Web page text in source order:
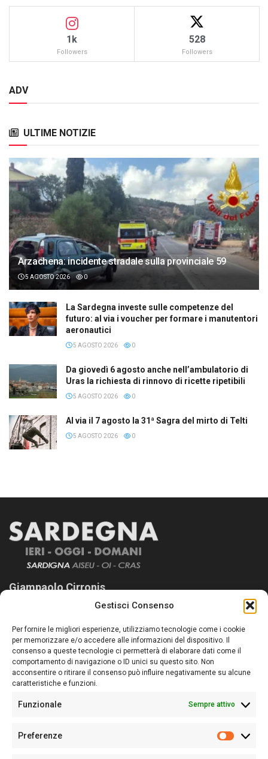
Gestisci Consenso
Per fornire le migliori esperienze, utilizziamo tecnologie come i cookie
per memorizzare e/o accedere alle informazioni del dispositivo. Il
consenso a queste tecnologie ci permetterà di elaborare dati come il
comportamento di navigazione o ID unici su questo sito. Non
acconsentire o ritirare il consenso può influire negativamente su alcune
caratteristiche e funzioni.
Funzionale Sempre attivo
Preferenze
1k
Followers
528
Followers
ADV
ULTIME NOTIZIE
Arzachena: incidente stradale sulla provinciale 59
5 AGOSTO 2026 0
La Sardegna investe sulle competenze del
futuro: al via i voucher per formare i manutentori
aeronautici
5 AGOSTO 2026 0
Da giovedì 6 agosto anche nell’ambulatorio di
Uras la richiesta di rinnovo di ricette ripetibili
5 AGOSTO 2026 0
Al via il 7 agosto la 31ª Sagra del mirto di Telti
5 AGOSTO 2026 0
Giampaolo Cirronis
Sardegna Ieri-Oggi-Domani nasce per informare “liberamente” i
lettori su quanto accade in Sardegna, con un occhio rivolto al
nostro passato e, soprattutto, al nostro futuro
Follow Us
Sede:Via Cristoforo Colombo 09013 Carbonia